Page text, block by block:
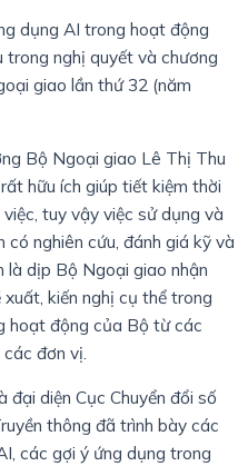
dụng AI trong hoạt động
nghị quyết và chương
giao lần thứ 32 (năm
Bộ Ngoại giao Lê Thị Thu
hữu ích giúp tiết kiệm thời
tuy vậy việc sử dụng và
nghiên cứu, đánh giá kỹ và
là dịp Bộ Ngoại giao nhận
kiến nghị cụ thể trong
hoạt động của Bộ từ các
đơn vị.
đại diện Cục Chuyển đổi số
thông đã trình bày các
các gợi ý ứng dụng trong